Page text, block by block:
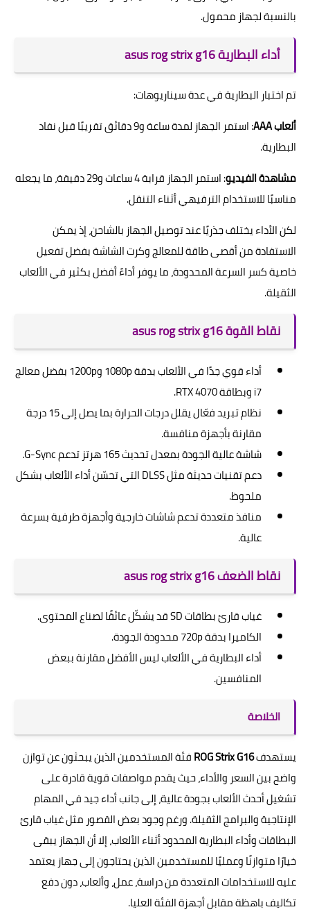
بالنسبة لجهاز محمول.
أداء البطارية asus rog strix g16
تم اختبار البطارية في عدة سيناريوهات:
ألعاب AAA
: استمر الجهاز لمدة ساعة و9 دقائق تقريبًا قبل نفاد
البطارية.
مشاهدة الفيديو
: استمر الجهاز قرابة 4 ساعات و29 دقيقة، ما يجعله
مناسبًا للاستخدام الترفيهي أثناء التنقل.
لكن الأداء يختلف جذريًا عند توصيل الجهاز بالشاحن، إذ يمكن
الاستفادة من أقصى طاقة للمعالج وكرت الشاشة بفضل تفعيل
خاصية كسر السرعة المحدودة، ما يوفر أداءً أفضل بكثير في الألعاب
الثقيلة.
نقاط القوة asus rog strix g16
أداء قوي جدًا في الألعاب بدقة 1080p و1200p بفضل معالج
i7 وبطاقة RTX 4070.
نظام تبريد فعّال يقلل درجات الحرارة بما يصل إلى 15 درجة
مقارنة بأجهزة منافسة.
شاشة عالية الجودة بمعدل تحديث 165 هرتز تدعم G-Sync.
دعم تقنيات حديثة مثل DLSS التي تحسّن أداء الألعاب بشكل
ملحوظ.
منافذ متعددة تدعم شاشات خارجية وأجهزة طرفية بسرعة
عالية.
نقاط الضعف asus rog strix g16
غياب قارئ بطاقات SD قد يشكّل عائقًا لصناع المحتوى.
الكاميرا بدقة 720p محدودة الجودة.
أداء البطارية في الألعاب ليس الأفضل مقارنة ببعض
المنافسين.
الخلاصة
يستهدفROG Strix G16فئة المستخدمين الذين يبحثون عن توازن
واضح بين السعر والأداء، حيث يقدم مواصفات قوية قادرة على
تشغيل أحدث الألعاب بجودة عالية، إلى جانب أداء جيد في المهام
الإنتاجية والبرامج الثقيلة. ورغم وجود بعض القصور مثل غياب قارئ
البطاقات وأداء البطارية المحدود أثناء الألعاب، إلا أن الجهاز يبقى
خيارًا متوازنًا وعمليًا للمستخدمين الذين يحتاجون إلى جهاز يعتمد
عليه للاستخدامات المتعددة من دراسة، عمل، وألعاب، دون دفع
تكاليف باهظة مقابل أجهزة الفئة العليا.